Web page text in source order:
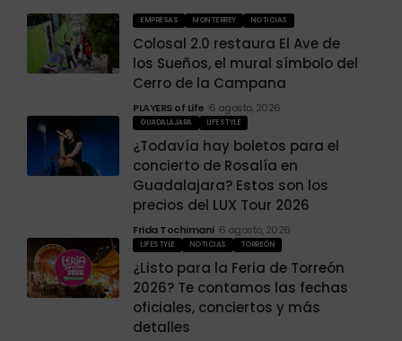
EMPRESAS MONTERREY NOTICIAS
Colosal 2.0 restaura El Ave de
los Sueños, el mural símbolo del
Cerro de la Campana
PLAYERS of Life 6 agosto, 2026
GUADALAJARA LIFESTYLE
¿Todavía hay boletos para el
concierto de Rosalía en
Guadalajara? Estos son los
precios del LUX Tour 2026
Frida Tochimani 6 agosto, 2026
LIFESTYLE NOTICIAS TORREÓN
¿Listo para la Feria de Torreón
2026? Te contamos las fechas
oficiales, conciertos y más
detalles